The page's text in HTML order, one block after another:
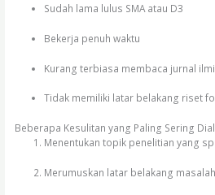
Sudah lama lulus SMA atau D3
Bekerja penuh waktu
Kurang terbiasa membaca jurnal
Tidak memiliki latar belakang riset
Beberapa Kesulitan yang Paling Sering
Menentukan topik penelitian yang
Merumuskan latar belakang